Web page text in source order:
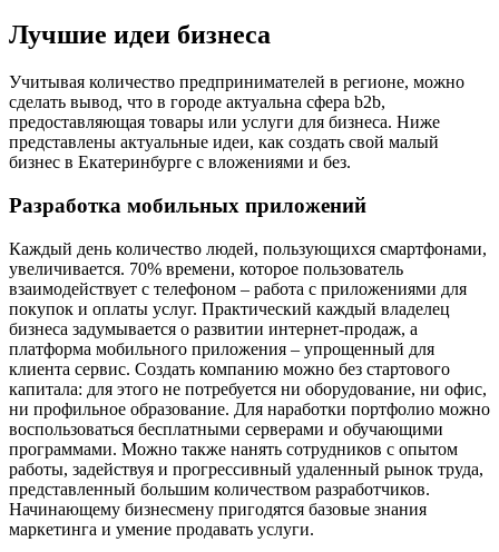
Лучшие идеи бизнеса
Учитывая количество предпринимателей в регионе, можно
сделать вывод, что в городе актуальна сфера b2b,
предоставляющая товары или услуги для бизнеса. Ниже
представлены актуальные идеи, как создать свой малый
бизнес в Екатеринбурге с вложениями и без.
Разработка мобильных приложений
Каждый день количество людей, пользующихся смартфонами,
увеличивается. 70% времени, которое пользователь
взаимодействует с телефоном – работа с приложениями для
покупок и оплаты услуг. Практический каждый владелец
бизнеса задумывается о развитии интернет-продаж, а
платформа мобильного приложения – упрощенный для
клиента сервис. Создать компанию можно без стартового
капитала: для этого не потребуется ни оборудование, ни офис,
ни профильное образование. Для наработки портфолио можно
воспользоваться бесплатными серверами и обучающими
программами. Можно также нанять сотрудников с опытом
работы, задействуя и прогрессивный удаленный рынок труда,
представленный большим количеством разработчиков.
Начинающему бизнесмену пригодятся базовые знания
маркетинга и умение продавать услуги.